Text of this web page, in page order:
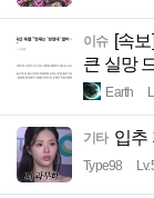
이슈 [속
큰 실망
Earth
기타 입추
Type98